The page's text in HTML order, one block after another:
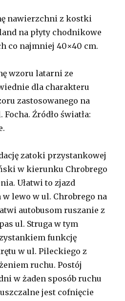
nawierzchni z kostki
na płyty chodnikowe
co najmniej 40×40 cm.
wzoru latarni ze
dla charakteru
zastosowanego na
Źródło światła:
zatoki przystankowej
w kierunku Chrobrego
Ułatwi to zjazd
w lewo w ul. Chrobrego na
autobusom ruszanie z
ul. Struga w tym
funkcję
w ul. Pileckiego z
ruchu. Postój
w żaden sposób ruchu
jest cofnięcie